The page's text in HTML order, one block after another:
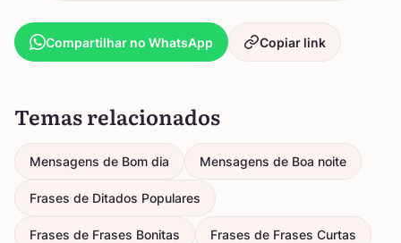
Compartilhar no WhatsApp Copiar link
Temas relacionados
Mensagens de Bom dia Mensagens de Boa noite
Frases de Ditados Populares
Frases de Frases Bonitas Frases de Frases Curtas